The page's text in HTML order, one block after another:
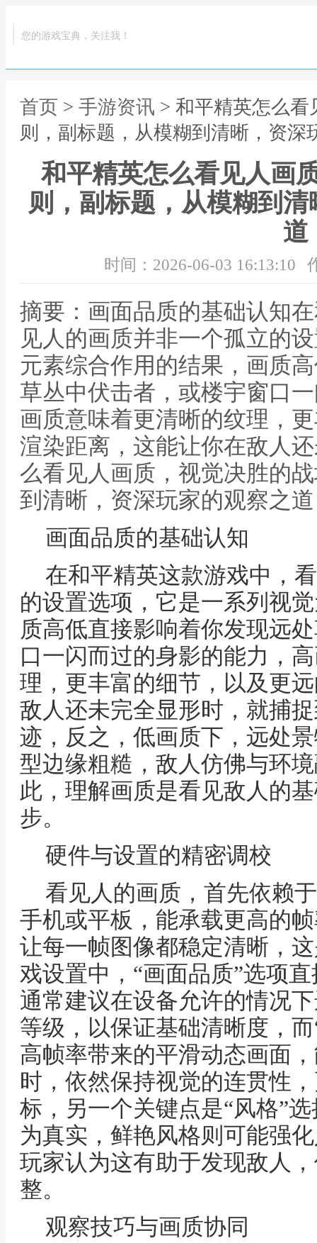
您的游戏宝典，关注我！
首页 > 手游资讯 > 和平精英怎么
则，副标题，从模糊到清晰，资深
和平精英怎么看见人画
则，副标题，从模糊到
道
时间：2026-06-03 16:13:10
摘要：画面品质的基础认知
见人的画质并非一个孤立的
元素综合作用的结果，画质
草丛中伏击者，或楼宇窗口
画质意味着更清晰的纹理，
渲染距离，这能让你在敌人
么看见人画质，视觉决胜的
到清晰，资深玩家的观察之道
画面品质的基础认知
在和平精英这款游戏中，
的设置选项，它是一系列视
质高低直接影响着你发现远
口一闪而过的身影的能力，
理，更丰富的细节，以及更
敌人还未完全显形时，就捕
迹，反之，低画质下，远处
型边缘粗糙，敌人仿佛与环
此，理解画质是看见敌人的
步。
硬件与设置的精密调校
看见人的画质，首先依赖
手机或平板，能承载更高的
让每一帧图像都稳定清晰，
戏设置中，“画面品质”选项
通常建议在设备允许的情况
等级，以保证基础清晰度，
高帧率带来的平滑动态画面
时，依然保持视觉的连贯性
标，另一个关键点是“风格”
为真实，鲜艳风格则可能强
玩家认为这有助于发现敌人
整。
观察技巧与画质协同